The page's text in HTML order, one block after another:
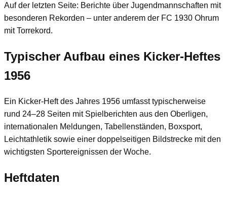
Auf der letzten Seite: Berichte über Jugendmannschaften mit
besonderen Rekorden – unter anderem der FC 1930 Ohrum
mit Torrekord.
Typischer Aufbau eines Kicker-Heftes
1956
Ein Kicker-Heft des Jahres 1956 umfasst typischerweise
rund 24–28 Seiten mit Spielberichten aus den Oberligen,
internationalen Meldungen, Tabellenständen, Boxsport,
Leichtathletik sowie einer doppelseitigen Bildstrecke mit den
wichtigsten Sportereignissen der Woche.
Heftdaten